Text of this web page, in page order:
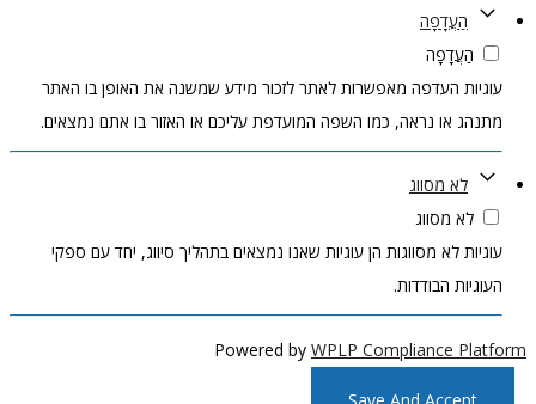
הַעֲדָפָה
הַעֲדָפָה
עוגיות העדפה מאפשרות לאתר לזכור מידע שמשנה את האופן בו האתר
מתנהג או נראה, כמו השפה המועדפת עליכם או האזור בו אתם נמצאים.
לא מסווג
לא מסווג
עוגיות לא מסווגות הן עוגיות שאנו נמצאים בתהליך סיווג, יחד עם ספקי
העוגיות הבודדות.
Powered by WPLP Compliance Platform